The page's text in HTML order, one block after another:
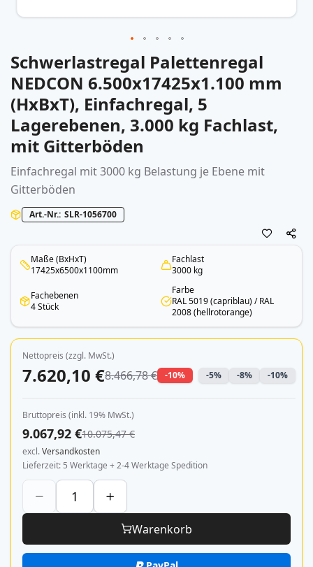
Zum
Anfang
der
Bildergalerie
springen
Schwerlastregal Palettenregal
NEDCON 6.500x17425x1.100 mm
(HxBxT), Einfachregal, 5
Lagerebenen, 3.000 kg Fachlast,
mit Gitterböden
Einfachregal mit 3000 kg Belastung je Ebene mit
Gitterböden
Art.-Nr. SLR-1056700
Maße (BxHxT)
17425x6500x1100mm
Fachlast
3000 kg
Fachebenen
4 Stück
Farbe
RAL 5019 (capriblau) / RAL
2008 (hellrotorange)
Nettopreis (zzgl. MwSt.)
7.620,10 €8.466,78 € -10% -5% -8% -10%
Bruttopreis (inkl. 19% MwSt.)
9.067,92 €10.075,47 €
excl.Versandkosten
Lieferzeit 5 Werktage + 2-4 Werktage Spedition
Warenkorb